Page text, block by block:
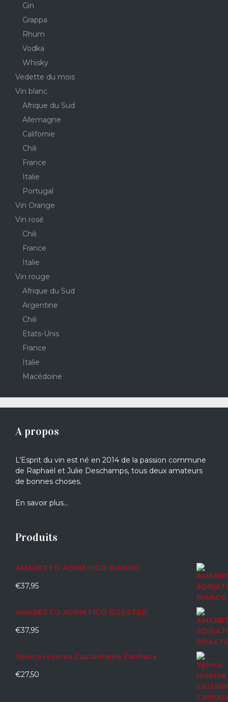
Gin
Grappa
Rhum
Vodka
Whisky
Vedette du mois
Vin blanc
Afrique du Sud
Allemagne
Californie
Chili
France
Italie
Portugal
Vin Orange
Vin rosé
Chili
France
Italie
Vin rouge
Afrique du Sud
Argentine
Chili
Etats-Unis
France
Italie
Macédoine
A propos
L’Esprit du vin est né en 2014 de la passion commune
de Raphaël et Julie Deschamps, tous deux amateurs
de bonnes choses.
En savoir plus…
Produits
AMARETTO ADRIATICO BIANCO
0
€37,95
AMARETTO ADRIATICO ROASTED
0
€37,95
Ypioca reserva Castanheira Cachaca
0
€27,50